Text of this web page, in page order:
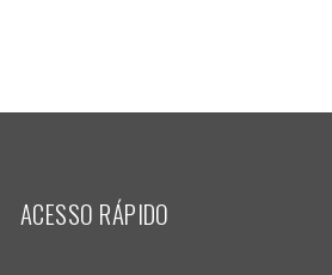
ACESSO RÁPIDO